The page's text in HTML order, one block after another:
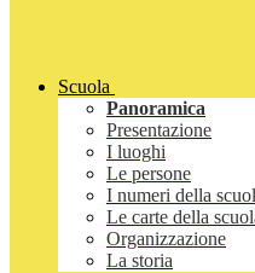
Scuola
Panoramica
Presentazione
I luoghi
Le persone
I numeri della
Le carte della
Organizzazione
La storia